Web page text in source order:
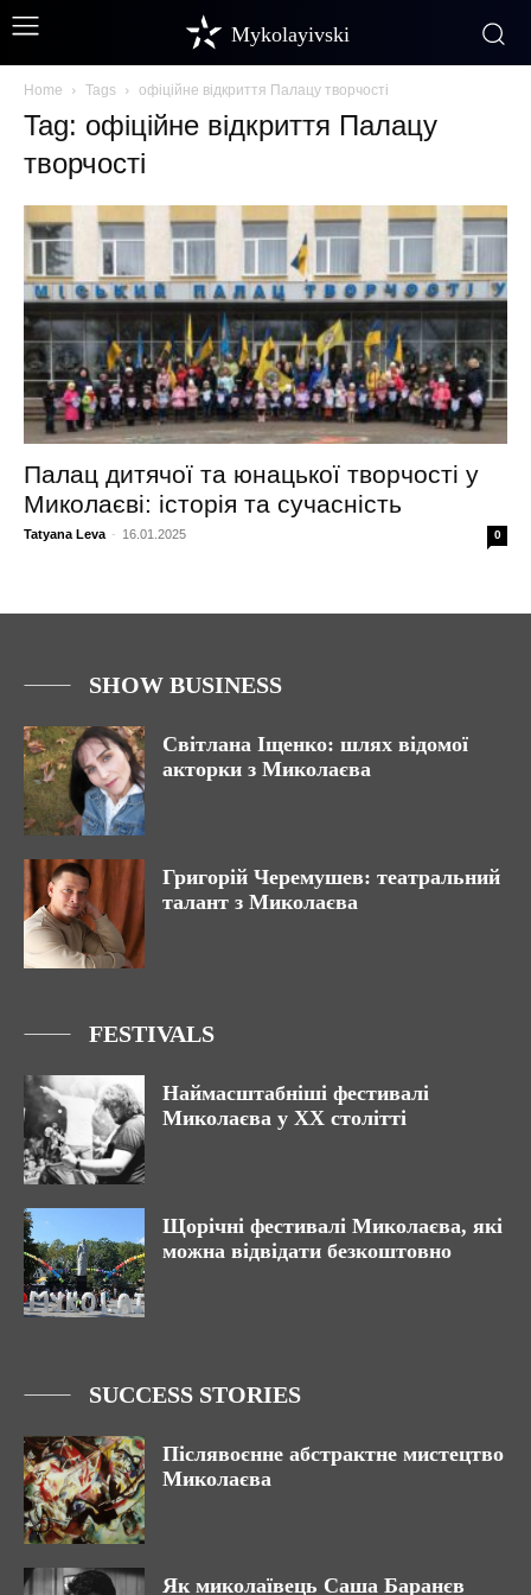
Mykolayivski
Home Tags офіційне відкриття Палацу творчості
Tag: офіційне відкриття Палацу
творчості
Палац дитячої та юнацької творчості у
Миколаєві: історія та сучасність
Tatyana Leva - 16.01.2025 0
SHOW BUSINESS
Світлана Іщенко: шлях відомої
акторки з Миколаєва
Григорій Черемушев: театральний
талант з Миколаєва
FESTIVALS
Наймасштабніші фестивалі
Миколаєва у XX столітті
Щорічні фестивалі Миколаєва, які
можна відвідати безкоштовно
SUCCESS STORIES
Післявоєнне абстрактне мистецтво
Миколаєва
Як миколаївець Саша Баранєв